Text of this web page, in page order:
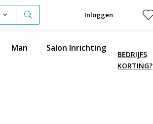
Inloggen
Man Salon Inrichting
BEDRIJFS
KORTING?